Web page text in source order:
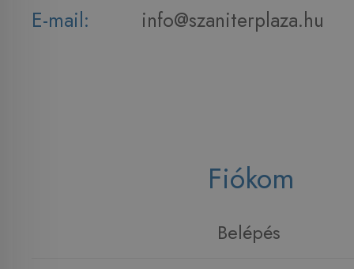
E-mail:
info@szaniterplaza.hu
Fiókom
Belépés